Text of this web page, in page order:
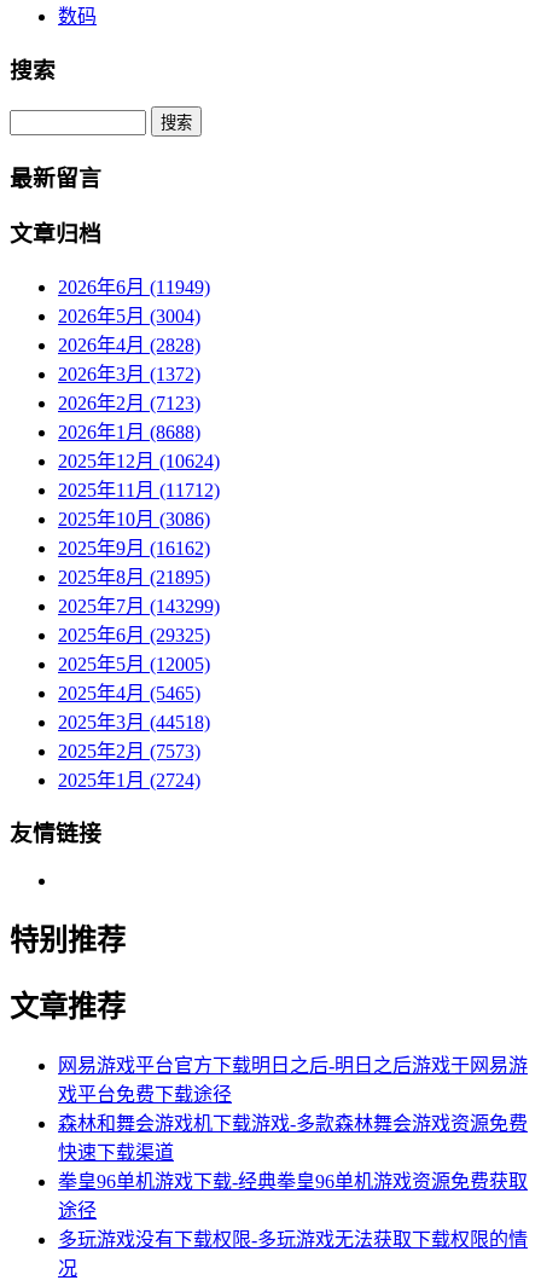
数码
搜索
Search
最新留言
文章归档
2026年6月 (11949)
2026年5月 (3004)
2026年4月 (2828)
2026年3月 (1372)
2026年2月 (7123)
2026年1月 (8688)
2025年12月 (10624)
2025年11月 (11712)
2025年10月 (3086)
2025年9月 (16162)
2025年8月 (21895)
2025年7月 (143299)
2025年6月 (29325)
2025年5月 (12005)
2025年4月 (5465)
2025年3月 (44518)
2025年2月 (7573)
2025年1月 (2724)
友情链接
特别推荐
文章推荐
网易游戏平台官方下载明日之后-明日之后游戏于网易游
戏平台免费下载途径
森林和舞会游戏机下载游戏-多款森林舞会游戏资源免费
快速下载渠道
拳皇96单机游戏下载-经典拳皇96单机游戏资源免费获取
途径
多玩游戏没有下载权限-多玩游戏无法获取下载权限的情
况